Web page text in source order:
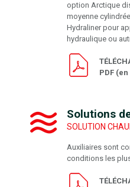
option Arctique
moyenne
Hydraliner pour
hydraulique ou
PDF
Solutions
SOLUTION
Auxiliaires sont
conditions les